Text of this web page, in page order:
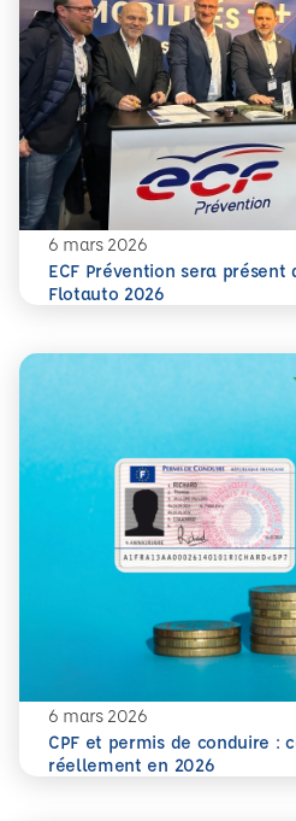
6 mars 2026
ECF Prévention sera présent
Flotauto 2026
En savoir plus
ECF Prévention sera présent
6 mars 2026
CPF et permis de conduire :
réellement en 2026
En savoir plus
CPF et permis de conduire :